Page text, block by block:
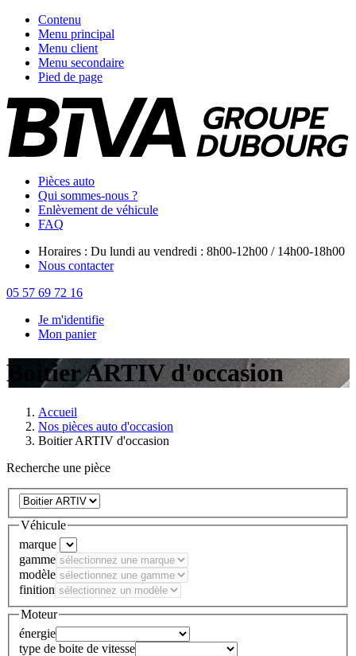
Contenu
Menu principal
Menu client
Menu secondaire
Pied de page
Pièces auto
Qui sommes-nous ?
Enlèvement de véhicule
FAQ
Horaires : Du lundi au vendredi : 8h00-12h00 / 14h00-18h00
Nous contacter
05 57 69 72 16
Je m'identifie
Mon panier
Boitier ARTIV d'occasion
Accueil
Nos pièces auto d'occasion
Boitier ARTIV d'occasion
Recherche une pièce
Véhicule
marque
gamme
modèle
finition
Moteur
énergie
type de boite de vitesse